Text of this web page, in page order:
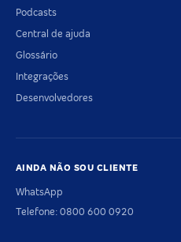
Podcasts
Central de ajuda
Glossário
Integrações
Desenvolvedores
AINDA NÃO SOU CLIENTE
WhatsApp
Telefone: 0800 600 0920